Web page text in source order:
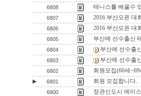
6808 테니스를 배울수
6807 2016 부산오픈 대
6806 2016 부산오픈 대
6805 부산에 선수출신
6804 부산에 선수출
6803 부산에 선수출
6802 회원모집(60세~69
▶ 6801 회원 모집합니다.
6800 정관신도시 에이